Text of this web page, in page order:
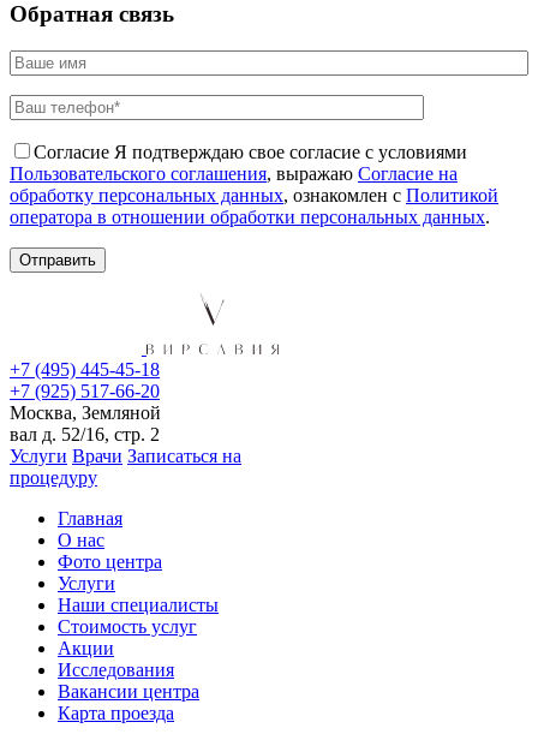
Обратная связь
Согласие Я подтверждаю свое согласие с условиями
Пользовательского соглашения, выражаю Согласие на
обработку персональных данных, ознакомлен с Политикой
оператора в отношении обработки персональных данных.
+7 (495) 445-45-18
+7 (925) 517-66-20
Москва, Земляной
вал д. 52/16, стр. 2
Услуги Врачи Записаться на
процедуру
Главная
О нас
Фото центра
Услуги
Наши специалисты
Стоимость услуг
Акции
Исследования
Вакансии центра
Карта проезда